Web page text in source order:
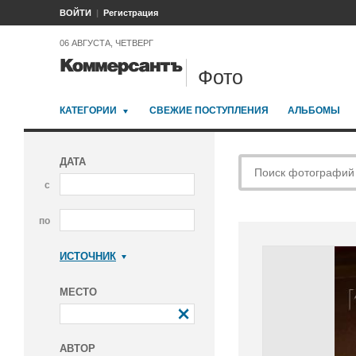
ВОЙТИ Регистрация
06 АВГУСТА, ЧЕТВЕРГ
Фото
КАТЕГОРИИ СВЕЖИЕ ПОСТУПЛЕНИЯ АЛЬБОМЫ
ДАТА
с
по
ИСТОЧНИК
МЕСТО
АВТОР